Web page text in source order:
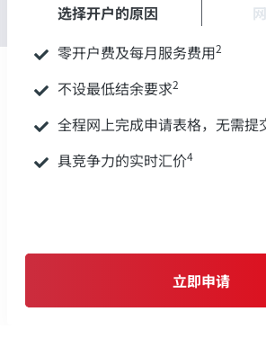
选择开户的原因
零开户费及每月服务费用2
不设最低结余要求2
全程网上完成申请表格，无需提
具竞争力的实时汇价4
立即申请